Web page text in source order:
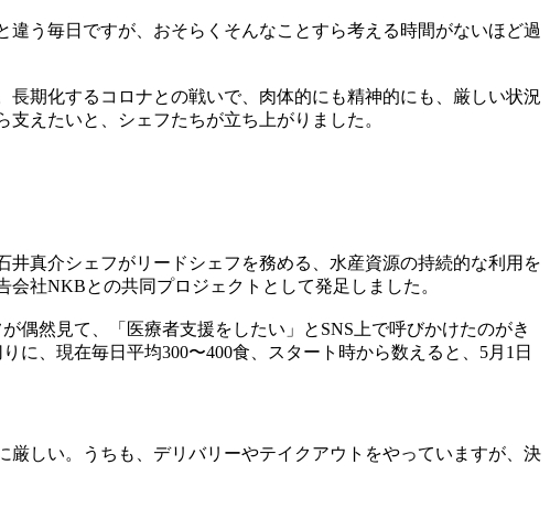
う毎日ですが、おそらくそんなことすら考える時間がないほど過
期化するコロナとの戦いで、肉体的にも精神的にも、厳しい状況
えたいと、シェフたちが立ち上がりました。
真介シェフがリードシェフを務める、水産資源の持続的な利用を
社NKBとの共同プロジェクトとして発足しました。
偶然見て、「医療者支援をしたい」とSNS上で呼びかけたのがき
に、現在毎日平均300〜400食、スタート時から数えると、5月1日
しい。うちも、デリバリーやテイクアウトをやっていますが、決